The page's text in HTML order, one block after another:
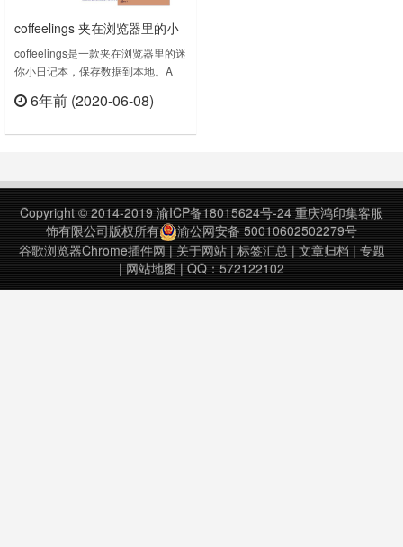
coffeelings 夹在浏览器里的小
日记
coffeelings是一款夹在浏览器里的迷
你小日记本，保存数据到本地。A
browser.Your own personal mini
6年前 (2020-06-08)
Copyright © 2014-2019 渝ICP备18015624号-24 重庆鸿印集客服
饰有限公司版权所有
渝公网安备 50010602502279号
谷歌浏览器Chrome插件网 | 关于网站| 标签汇总| 文章归档 | 专题
| 网站地图 | QQ：572122102